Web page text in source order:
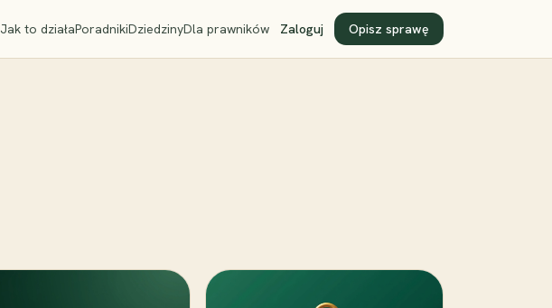
Jak to działaPoradnikiDziedzinyDla prawników Zaloguj Opisz sprawę